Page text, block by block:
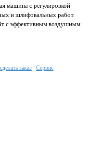
машина с регулировкой
и шлифовальных работ.
с эффективным воздушным
заказ Сервис